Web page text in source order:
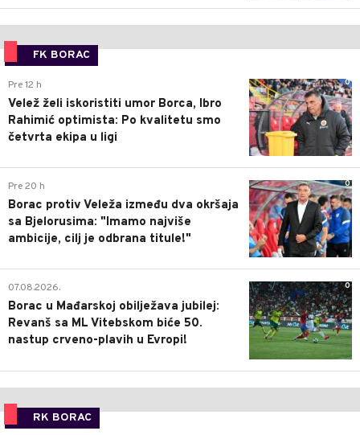
FK BORAC
0
Pre 12 h
Velež želi iskoristiti umor Borca, Ibro
Rahimić optimista: Po kvalitetu smo
četvrta ekipa u ligi
0
Pre 20 h
Borac protiv Veleža između dva okršaja
sa Bjelorusima: "Imamo najviše
ambicije, cilj je odbrana titule!"
0
07.08.2026.
Borac u Mađarskoj obilježava jubilej:
Revanš sa ML Vitebskom biće 50.
nastup crveno-plavih u Evropi!
RK BORAC